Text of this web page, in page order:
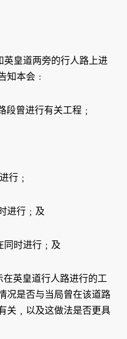
皇道两旁的行人路上进
知本会﹕
段曾进行有关工程﹔
行﹔
进行﹔及
同时进行﹔及
英皇道行人路进行的工
况是否与当局曾在该道路
关﹐以及这做法是否更具